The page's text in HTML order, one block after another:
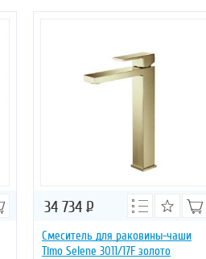
Управление: однорычажное
Смеситель для раковины-чаши
Timo Selene 3011/17F золото
34 734 Р